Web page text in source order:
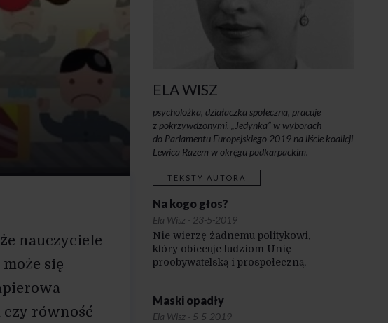
nauczyciele
się
czy równość
ELA WISZ
psycholożka, działaczka społeczna, pracuje
z pokrzywdzonymi. „Jedynka” w wyborach
do Parlamentu Europejskiego 2019 na liście koalicji
Lewica Razem w okręgu podkarpackim.
TEKSTY AUTORA
Na kogo głos?
Ela Wisz · 23-5-2019
Nie wierzę żadnemu politykowi,
który obiecuje ludziom Unię
proobywatelską i prospołeczną,
którzy żyją w państwie z kartonu.
Maski opadły
Ela Wisz · 5-5-2019